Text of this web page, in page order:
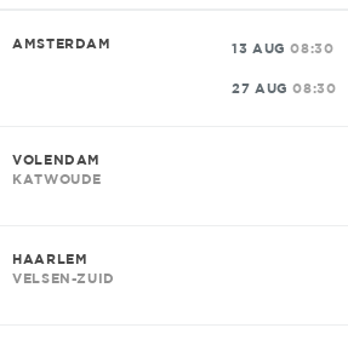
AMSTERDAM 13 AUG 08:30
27 AUG 08:30
VOLENDAM
KATWOUDE
HAARLEM
VELSEN-ZUID